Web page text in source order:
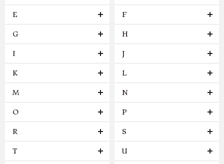
E F
G H
I J
K L
M N
O P
R S
T U